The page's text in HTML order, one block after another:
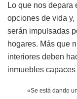
Lo que nos depara
opciones de vida
serán impulsadas
hogares. Más que
interiores deben
inmuebles
«Se está dando